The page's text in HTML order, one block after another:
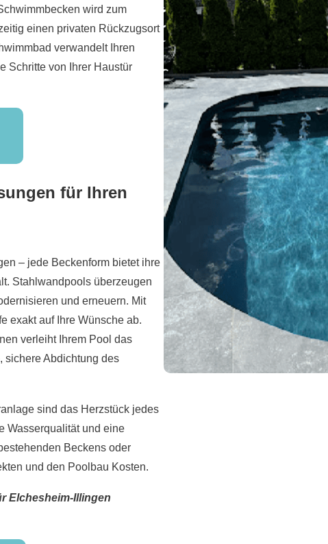
wird zum
einen privaten Rückzugsort
verwandelt Ihren
Schritte von Ihrer Haustür
für Ihren
– jede Beckenform bietet ihre
Stahlwandpools überzeugen
und erneuern. Mit
exakt auf Ihre Wünsche ab.
verleiht Ihrem Pool das
sichere Abdichtung des
sind das Herzstück jedes
Wasserqualität und eine
Beckens oder
und den Poolbau Kosten.
Elchesheim-Illingen